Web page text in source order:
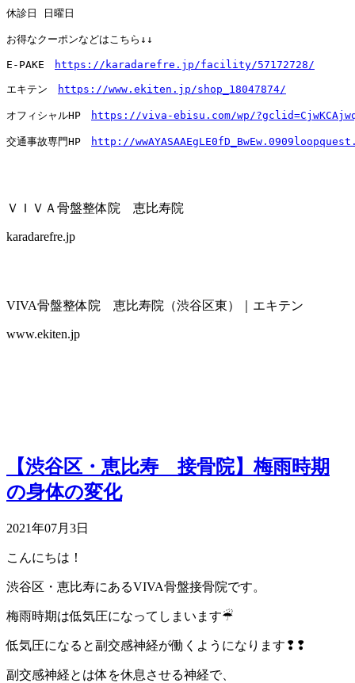
休診日 日曜日
お得なクーポンなどはこちら↓↓
E-PAKE https://karadarefre.jp/facility/57172728/
エキテン https://www.ekiten.jp/shop_18047874/
オフィシャルHP https://viva-ebisu.com/wp/
交通事故専門HP http://
ＶＩＶＡ骨盤整体院 恵比寿院
karadarefre.jp
VIVA骨盤整体院 恵比寿院（渋谷区東）｜エキテン
www.ekiten.jp
【渋谷区・恵比寿 接骨院】梅雨時期
の身体の変化
2021年07月3日
こんにちは！
渋谷区・恵比寿にあるVIVA骨盤接骨院です。
梅雨時期は低気圧になってしまいます☔︎
低気圧になると副交感神経が働くようになります❢❢
副交感神経とは体を休息させる神経で、